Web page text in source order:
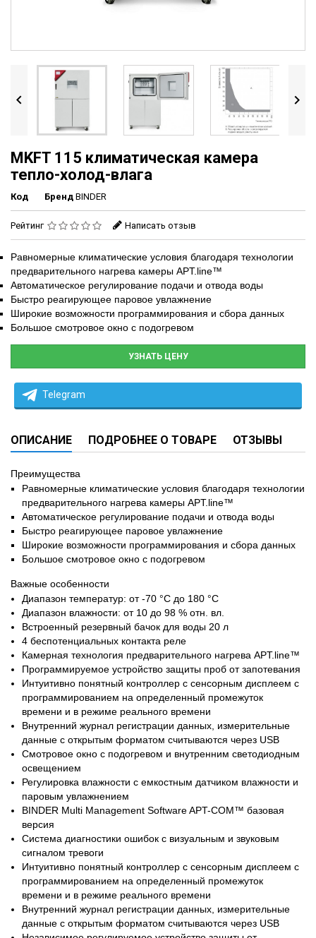
 
MKFT 115 климатическая камера
тепло-холод-влага
Код Бренд BINDER
Рейтинг Написать отзыв
Равномерные климатические условия благодаря технологии
предварительного нагрева камеры APT.line™
Автоматическое регулирование подачи и отвода воды
Быстро реагирующее паровое увлажнение
Широкие возможности программирования и сбора данных
Большое смотровое окно с подогревом
УЗНАТЬ ЦЕНУ
Telegram
ОПИСАНИЕ ПОДРОБНЕЕ О ТОВАРЕ ОТЗЫВЫ
Преимущества
Равномерные климатические условия благодаря технологии
предварительного нагрева камеры APT.line™
Автоматическое регулирование подачи и отвода воды
Быстро реагирующее паровое увлажнение
Широкие возможности программирования и сбора данных
Большое смотровое окно с подогревом
Важные особенности
Диапазон температур: от -70 °C до 180 °C
Диапазон влажности: от 10 до 98 % отн. вл.
Встроенный резервный бачок для воды 20 л
4 беспотенциальных контакта реле
Камерная технология предварительного нагрева APT.line™
Программируемое устройство защиты проб от запотевания
Интуитивно понятный контроллер с сенсорным дисплеем с
программированием на определенный промежуток
времени и в режиме реального времени
Внутренний журнал регистрации данных, измерительные
данные с открытым форматом считываются через USB
Смотровое окно с подогревом и внутренним светодиодным
освещением
Регулировка влажности с емкостным датчиком влажности и
паровым увлажнением
BINDER Multi Management Software APT-COM™ базовая
версия
Система диагностики ошибок с визуальным и звуковым
сигналом тревоги
Интуитивно понятный контроллер с сенсорным дисплеем с
программированием на определенный промежуток
времени и в режиме реального времени
Внутренний журнал регистрации данных, измерительные
данные с открытым форматом считываются через USB